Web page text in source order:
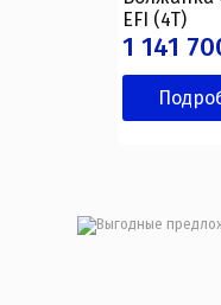
EFI (4T)
1 141